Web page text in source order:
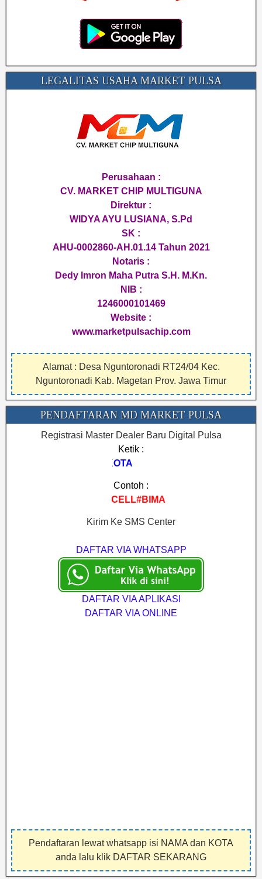
LEGALITAS USAHA MARKET PULSA
Perusahaan :
CV. MARKET CHIP MULTIGUNA
Direktur :
WIDYA AYU LUSIANA, S.Pd
SK :
AHU-0002860-AH.01.14 Tahun 2021
Notaris :
Dedy Imron Maha Putra S.H. M.Kn.
NIB :
1246000101469
Website :
www.marketpulsachip.com
Alamat : Desa Nguntoronadi RT24/04 Kec.
Nguntoronadi Kab. Magetan Prov. Jawa Timur
PENDAFTARAN MD MARKET PULSA
Registrasi Master Dealer Baru Digital Pulsa
Ketik :
Contoh :
Kirim Ke SMS Center
DAFTAR VIA WHATSAPP
DAFTAR VIA APLIKASI
DAFTAR VIA ONLINE
Pendaftaran lewat whatsapp isi NAMA dan KOTA
anda lalu klik DAFTAR SEKARANG